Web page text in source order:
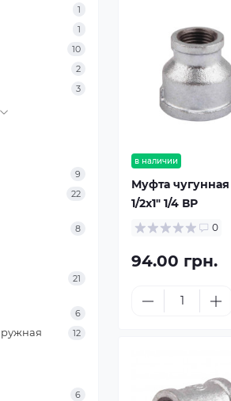
1
1
10
2
3
9
22
8
21
6
12
6
в наличии
Муфта чугунная
1/2х1" 1/4 ВР
0
94.00 грн.